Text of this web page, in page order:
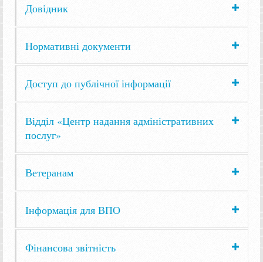
Довідник
Нормативні документи
Доступ до публічної інформації
Відділ «Центр надання адміністративних
послуг»
Ветеранам
Інформація для ВПО
Фінансова звітність